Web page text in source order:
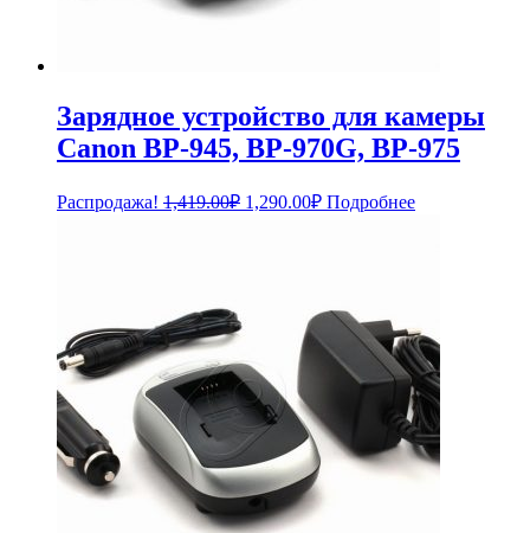
Зарядное устройство для камеры
Canon BP-945, BP-970G, BP-975
Распродажа! 1,419.00₽ Первоначальная
1,290.00₽Текущая
цена:
Подробнее